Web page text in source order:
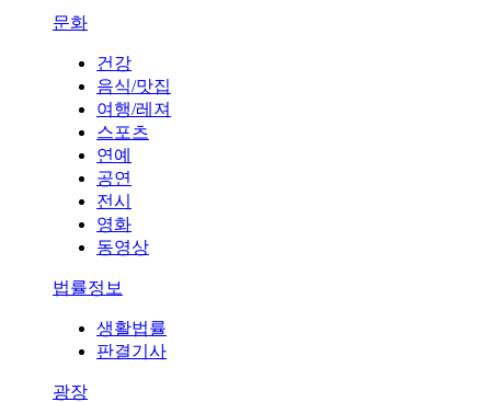
문화
건강
음식/맛집
여행/레져
스포츠
연예
공연
전시
영화
동영상
법률정보
생활법률
판결기사
광장